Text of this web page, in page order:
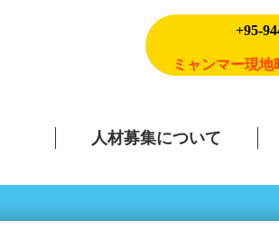
+95-
ミャンマー現地
人材募集について